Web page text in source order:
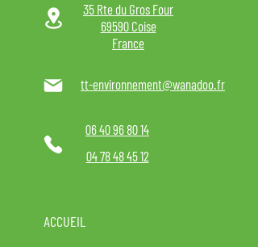
35 Rte du Gros Four
69590 Coise
France
tt-environnement@wanadoo.fr
06 40 96 80 14
04 78 48 45 12
ACCUEIL